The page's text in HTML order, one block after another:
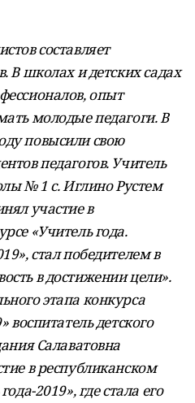
составляет
В школах и детских садах
опыт
молодые педагоги. В
повысили свою
педагогов. Учитель
№ 1 с. Иглино Рустем
участие в
«Учитель года.
стал победителем в
в достижении цели».
этапа конкурса
воспитатель детского
Салаватовна
в республиканском
2019», где стала его